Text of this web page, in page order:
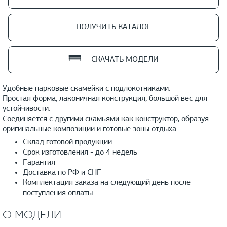
Удобные парковые скамейки с подлокотниками.
Простая форма, лаконичная конструкция, большой вес для
устойчивости.
Соединяется с другими скамьями как конструктор, образуя
оригинальные композиции и готовые зоны отдыха.
Склад готовой продукции
Срок изготовления - до 4 недель
Гарантия
Доставка по РФ и СНГ
Комплектация заказа на следующий день после
поступления оплаты
ПОЛУЧИТЬ КАТАЛОГ
СКАЧАТЬ МОДЕЛИ
О МОДЕЛИ